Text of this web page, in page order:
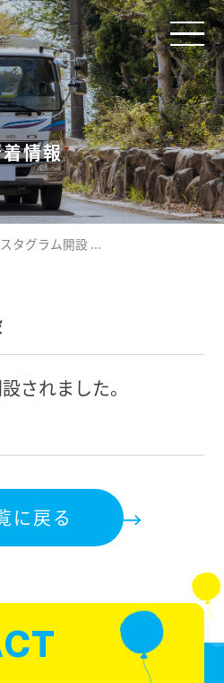
情報
タグラム開設 ...
されました。
に戻る